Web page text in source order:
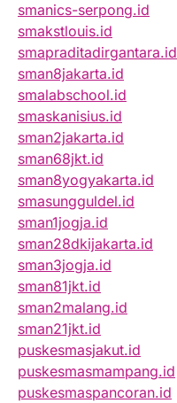
smanics-serpong.id
smakstlouis.id
smapraditadirgantara.id
sman8jakarta.id
smalabschool.id
smaskanisius.id
sman2jakarta.id
sman68jkt.id
sman8yogyakarta.id
smasungguldel.id
sman1jogja.id
sman28dkijakarta.id
sman3jogja.id
sman81jkt.id
sman2malang.id
sman21jkt.id
puskesmasjakut.id
puskesmasmampang.id
puskesmaspancoran.id